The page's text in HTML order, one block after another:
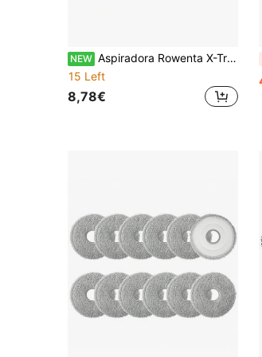
NEW Aspiradora Rowenta X-Trem Power Cyclonic/Silence Force Cyclonic Filtro HEPA RO69xx RO6941EA RO6963EA RO6921EA RO6971EA RO6993EA, Repuesto para ZR006001
15 Left
8,78€